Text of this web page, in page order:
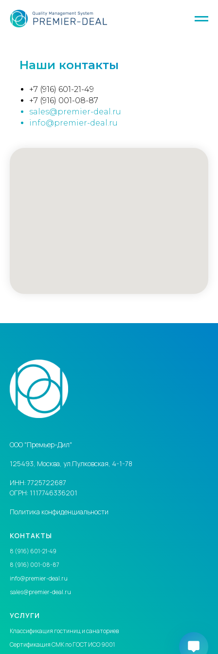
Наши контакты
+7 (916) 601-21-49
+7 (916) 001-08-87
sales@premier-deal.ru
info@premier-deal.ru
ООО "Премьер-Дил"
125493, Москва, ул.Пулковская, 4-1-78
ИНН: 7725722687
ОГРН: 1117746336201
Политика конфиденциальности
КОНТАКТЫ
8 (916) 601-21-49
8 (916) 001-08-87
info@premier-deal.ru
sales@premier-deal.ru
УСЛУГИ
Классификация гостиници санаториев
Сертификация СМК по ГОСТ ИСО 9001